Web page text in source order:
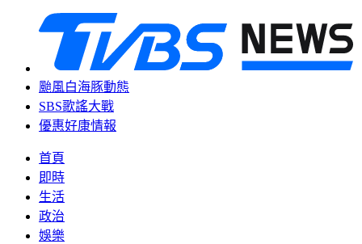
颱風白海豚動態
SBS歌謠大戰
優惠好康情報
首頁
即時
生活
政治
娛樂